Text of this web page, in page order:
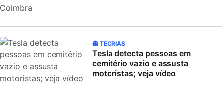
👻 TEORIAS
Tesla detecta pessoas em
cemitério vazio e assusta
motoristas; veja vídeo